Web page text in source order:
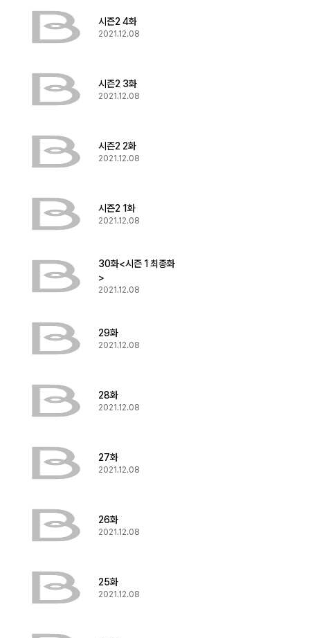
시즌2 4화
2021.12.08
시즌2 3화
2021.12.08
시즌2 2화
2021.12.08
시즌2 1화
2021.12.08
30화<시즌 1 최종화
>
2021.12.08
29화
2021.12.08
28화
2021.12.08
27화
2021.12.08
26화
2021.12.08
25화
2021.12.08